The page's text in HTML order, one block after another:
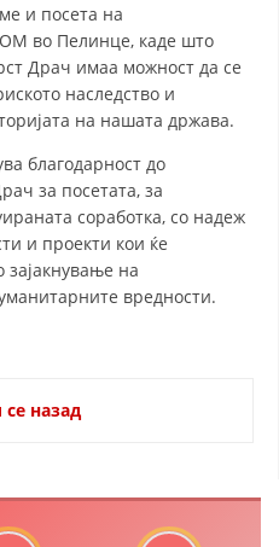
ПРАВО
ВРЕДНОСТИ
НА АМБЛЕМОТ
ДЕЈНОСТ
ПРИ КАТАСТРОФИ
ПРИ ООЦК КУМАНОВО
ЗА БАРАЊЕ
и посета на
во Пелинце, каде што
Драч имаа можност да се
наследство и
на нашата држава.
благодарност до
за посетата, за
соработка, со надеж
и проекти кои ќе
на
вредности.
се назад